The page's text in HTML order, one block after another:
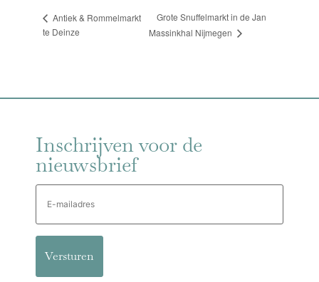
Antiek & Rommelmarkt
te Deinze
Grote Snuffelmarkt in de Jan
Massinkhal Nijmegen
Inschrijven voor de
nieuwsbrief
E-
mailadres